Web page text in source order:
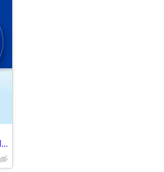
Tower Dryer Manufacturer for Grain and Bulk Material Drying